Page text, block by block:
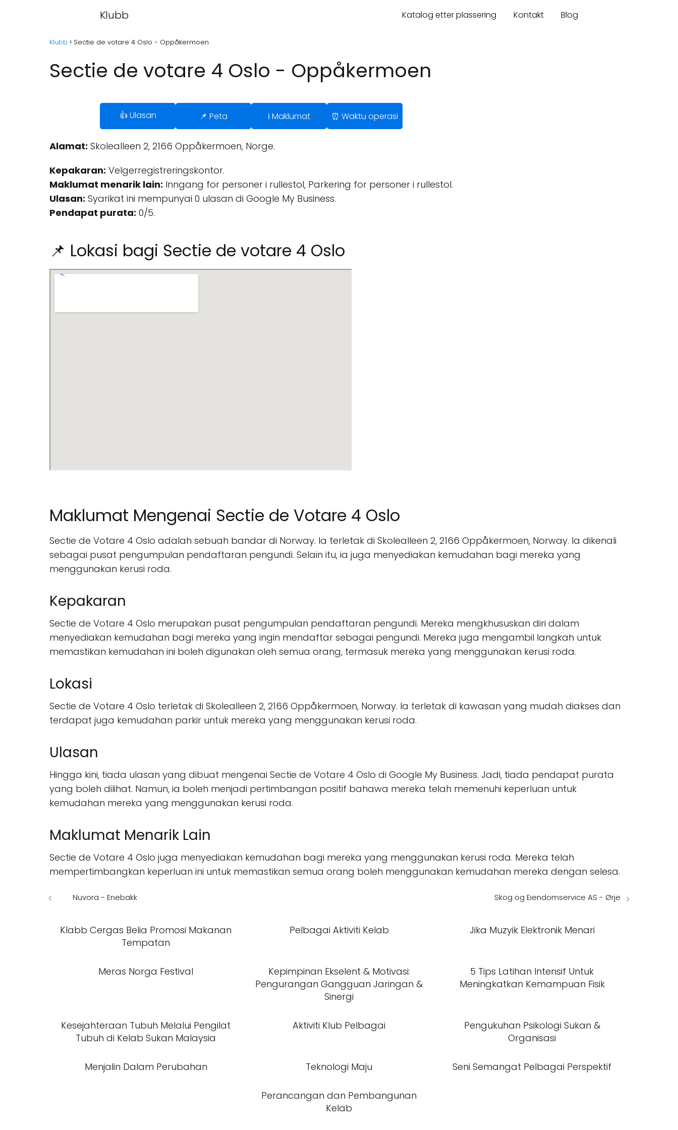
Klubb Katalog etter plassering Kontakt Blog
Klubb Sectie de votare 4 Oslo - Oppåkermoen
Sectie de votare 4 Oslo - Oppåkermoen
👍 Ulasan 📌 Peta ℹ️ Maklumat ⏰ Waktu operasi
Alamat: Skolealleen 2, 2166 Oppåkermoen, Norge.
Kepakaran: Velgerregistreringskontor.
Maklumat menarik lain: Inngang for personer i rullestol, Parkering for personer i rullestol.
Ulasan: Syarikat ini mempunyai 0 ulasan di Google My Business.
Pendapat purata: 0/5.
📌 Lokasi bagi Sectie de votare 4 Oslo
Maklumat Mengenai Sectie de Votare 4 Oslo
Sectie de Votare 4 Oslo adalah sebuah bandar di Norway. Ia terletak di Skolealleen 2, 2166 Oppåkermoen, Norway. Ia dikenali
sebagai pusat pengumpulan pendaftaran pengundi. Selain itu, ia juga menyediakan kemudahan bagi mereka yang
menggunakan kerusi roda.
Kepakaran
Sectie de Votare 4 Oslo merupakan pusat pengumpulan pendaftaran pengundi. Mereka mengkhususkan diri dalam
menyediakan kemudahan bagi mereka yang ingin mendaftar sebagai pengundi. Mereka juga mengambil langkah untuk
memastikan kemudahan ini boleh digunakan oleh semua orang, termasuk mereka yang menggunakan kerusi roda.
Lokasi
Sectie de Votare 4 Oslo terletak di Skolealleen 2, 2166 Oppåkermoen, Norway. Ia terletak di kawasan yang mudah diakses dan
terdapat juga kemudahan parkir untuk mereka yang menggunakan kerusi roda.
Ulasan
Hingga kini, tiada ulasan yang dibuat mengenai Sectie de Votare 4 Oslo di Google My Business. Jadi, tiada pendapat purata
yang boleh dilihat. Namun, ia boleh menjadi pertimbangan positif bahawa mereka telah memenuhi keperluan untuk
kemudahan mereka yang menggunakan kerusi roda.
Maklumat Menarik Lain
Sectie de Votare 4 Oslo juga menyediakan kemudahan bagi mereka yang menggunakan kerusi roda. Mereka telah
mempertimbangkan keperluan ini untuk memastikan semua orang boleh menggunakan kemudahan mereka dengan selesa.
Nuvora - Enebakk Skog og Eiendomservice AS - Ørje
Klabb Cergas Belia Promosi Makanan
Tempatan
Pelbagai Aktiviti Kelab Jika Muzyik Elektronik Menari
Meras Norga Festival
Kepimpinan Ekselent & Motivasi:
Pengurangan Gangguan Jaringan &
Sinergi
5 Tips Latihan Intensif Untuk
Meningkatkan Kemampuan Fisik
Kesejahteraan Tubuh Melalui Pengilat
Tubuh di Kelab Sukan Malaysia
Aktiviti Klub Pelbagai
Pengukuhan Psikologi Sukan &
Organisasi
Menjalin Dalam Perubahan Teknologi Maju Seni Semangat Pelbagai Perspektif
Perancangan dan Pembangunan
Kelab